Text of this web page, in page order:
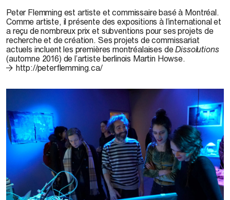
Peter Flemming est artiste et commissaire basé à Montréal.
Comme artiste, il présente des expositions à l’international et
a reçu de nombreux prix et subventions pour ses projets de
recherche et de création. Ses projets de commissariat
actuels incluent les premières montréalaises deDissolutions
(automne 2016) de l’artiste berlinois Martin Howse.
http://peterflemming.ca/